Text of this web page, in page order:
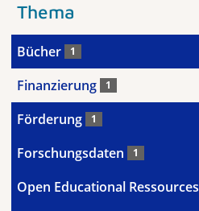
Thema
Bücher 1
Finanzierung 1
Förderung 1
Forschungsdaten 1
Open Educational Ressources